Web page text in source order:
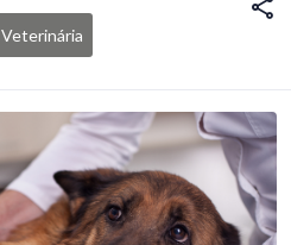
Veterinária